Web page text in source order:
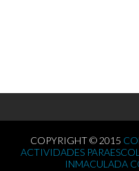
COPYRIGHT © 2015
ACTIVIDADES
INMACULADA